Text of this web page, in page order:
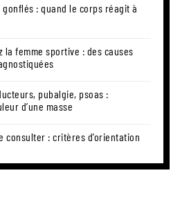
: quand le corps réagit à
la femme sportive : des causes
pubalgie, psoas :
d’une masse
consulter : critères d’orientation